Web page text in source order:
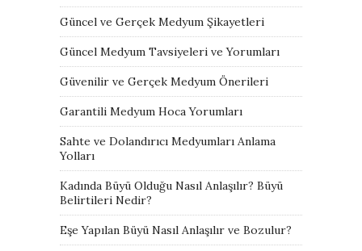
Güncel ve Gerçek Medyum Şikayetleri
Güncel Medyum Tavsiyeleri ve Yorumları
Güvenilir ve Gerçek Medyum Önerileri
Garantili Medyum Hoca Yorumları
Sahte ve Dolandırıcı Medyumları Anlama
Yolları
Kadında Büyü Olduğu Nasıl Anlaşılır? Büyü
Belirtileri Nedir?
Eşe Yapılan Büyü Nasıl Anlaşılır ve Bozulur?